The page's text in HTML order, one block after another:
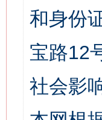
和身份
宝路12
社会影